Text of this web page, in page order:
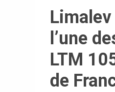
l’une
LTM
de